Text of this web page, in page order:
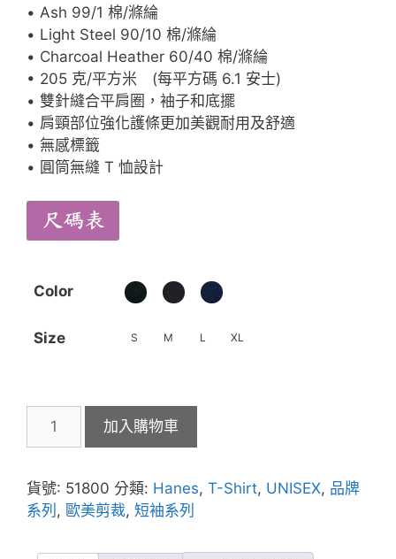
• Ash 99/1 棉/滌綸
• Light Steel 90/10 棉/滌綸
• Charcoal Heather 60/40 棉/滌綸
• 205 克/平方米 (每平方碼 6.1 安士)
• 雙針縫合平肩圈，袖子和底擺
• 肩頸部位強化護條更加美觀耐用及舒適
• 無感標籤
• 圓筒無縫 T 恤設計
Color
Size S M L XL
Hanes
T
成
加入購物車
貨號: 51800 分類: Hanes, T-Shirt, UNISEX, 品牌
系列 , 歐美剪裁, 短袖系列